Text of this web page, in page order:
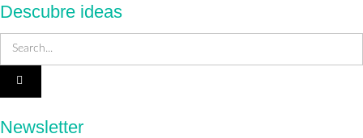
Descubre ideas
Newsletter